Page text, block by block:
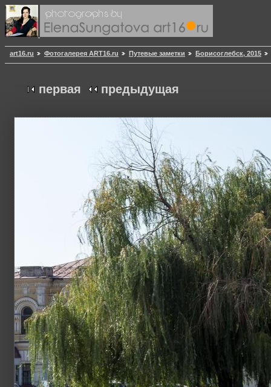
art16.ru Фотогалерея ART16.ru Путевые заметки Борисоглебск, 2015
первая предыдущая